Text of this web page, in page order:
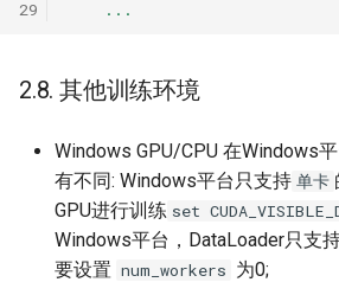
29
...
2.8. 其他训练环境
Windows GPU/CPU 在Windows
有不同: Windows平台只支持 单卡
GPU进行训练 set
Windows平台，DataLoader只支
要设置 num_workers 为0;